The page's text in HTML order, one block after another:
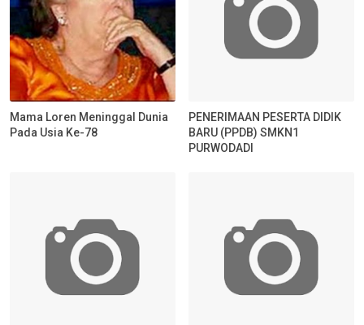
Mama Loren Meninggal Dunia
Pada Usia Ke-78
PENERIMAAN PESERTA DIDIK
BARU (PPDB) SMKN1
PURWODADI